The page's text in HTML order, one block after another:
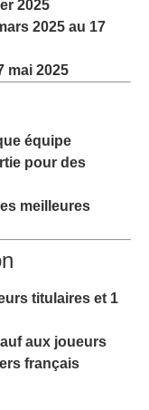
2025
2025 au 17
mai 2025
équipe
pour des
meilleures
titulaires et 1
aux joueurs
français